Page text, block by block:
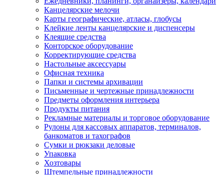
Канцелярские мелочи
Карты географические, атласы, глобусы
Клейкие ленты канцелярские и диспенсеры
Клеящие средства
Конторское оборудование
Корректирующие средства
Настольные аксессуары
Офисная техника
Папки и системы архивации
Письменные и чертежные принадлежности
Предметы оформления интерьера
Продукты питания
Рекламные материалы и торговое оборудование
Рулоны для кассовых аппаратов, терминалов,
банкоматов и тахографов
Сумки и рюкзаки деловые
Упаковка
Хозтовары
Штемпельные принадлежности